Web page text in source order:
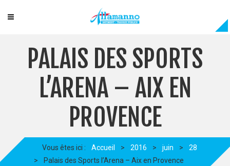
PALAIS DES SPORTS
L’ARENA – AIX EN
PROVENCE
Vous êtes ici : Accueil > 2016 > juin >
28
>
Palais des Sports l’Arena – Aix en Provence